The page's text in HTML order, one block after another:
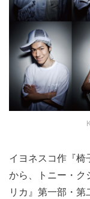
イヨネスコ作『
から、トニー・ク
リカ』第一部・